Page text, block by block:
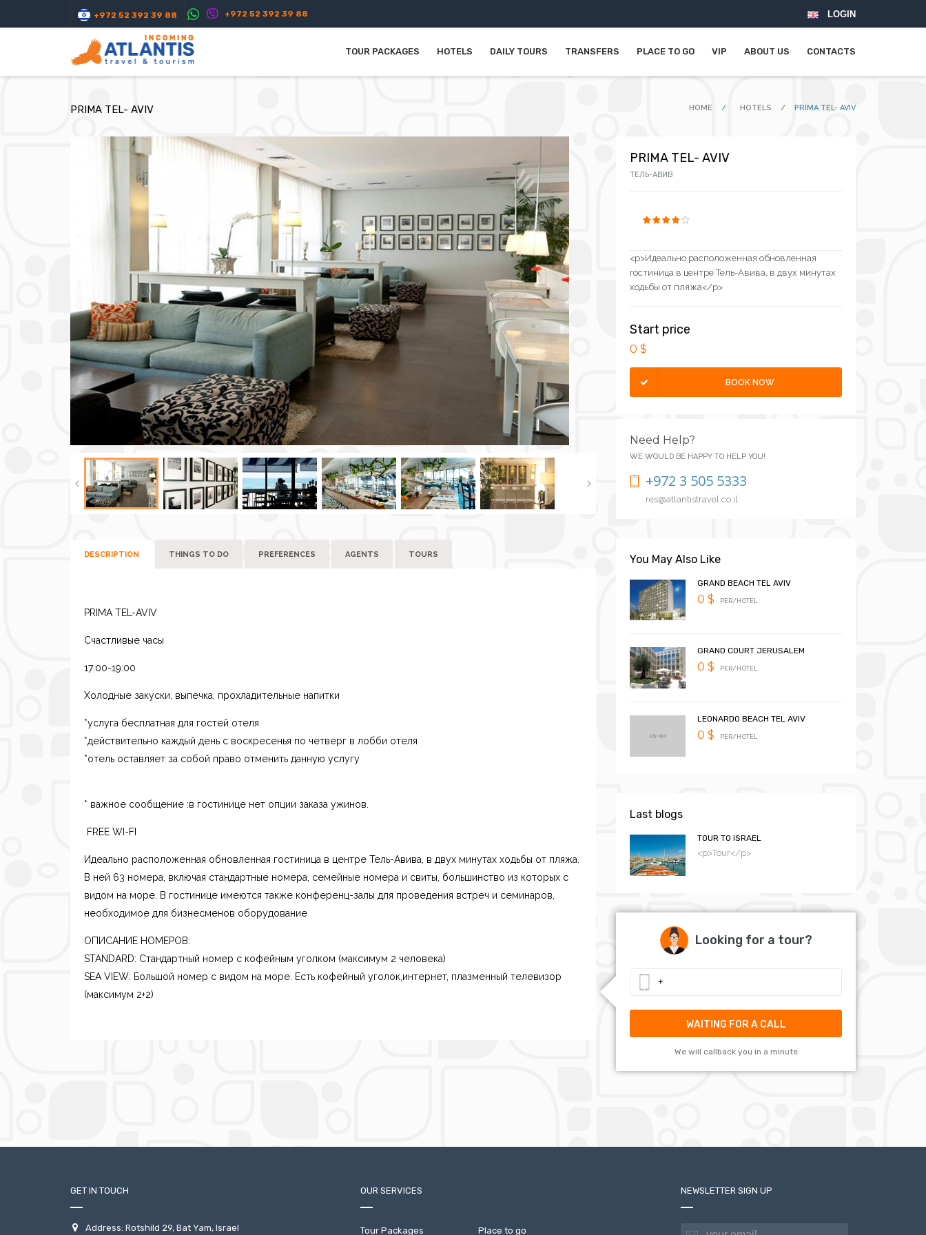
+972 52 392 39 88 +972 52 392 39 88 LOGIN
TOUR PACKAGES HOTELS DAILY TOURS TRANSFERS PLACE TO GO VIP ABOUT US CONTACTS
PRIMA TEL- AVIV HOME / HOTELS / PRIMA TEL- AVIV
DESCRIPTION THINGS TO DO PREFERENCES AGENTS TOURS
PRIMA TEL-AVIV
Счастливые часы
17:00-19:00
Холодные закуски, выпечка, прохладительные напитки
*услуга бесплатная для гостей отеля
*действительно каждый день с воскресенья по четверг в лобби отеля
*отель оставляет за собой право отменить данную услугу
* важное сообщение :в гостинице нет опции заказа ужинов.
FREE WI-FI
Идеально расположенная обновленная гостиница в центре Тель-Авива, в двух минутах ходьбы от пляжа.
В ней 63 номера, включая стандартные номера, семейные номера и свиты, большинство из которых с
видом на море. В гостинице имеются также конференц-залы для проведения встреч и семинаров,
необходимое для бизнесменов оборудование
ОПИСАНИЕ НОМЕРОВ:
STANDARD: Стандартный номер с кофейным уголком (максимум 2 человека)
SEA VIEW: Большой номер с видом на море. Есть кофейный уголок,интернет, плазменный телевизор
(максимум 2+2)
PRIMA TEL- AVIV
ТЕЛЬ-АВИВ
<p>Идеально расположенная обновленная
гостиница в центре Тель-Авива, в двух минутах
ходьбы от пляжа</p>
Start price
0 $
BOOK NOW
Need Help?
WE WOULD BE HAPPY TO HELP YOU!
+972 3 505 5333
res@atlantistravel.co.il
You May Also Like
GRAND BEACH TEL AVIV
0 $ PER/HOTEL
GRAND COURT JERUSALEM
0 $ PER/HOTEL
LEONARDO BEACH TEL AVIV
0 $ PER/HOTEL
Last blogs
TOUR TO ISRAEL
<p>Tour</p>
Looking for a tour?
WAITING FOR A CALL
We will callback you in a minute
GET IN TOUCH
Address: Rotshild 29, Bat Yam, Israel
OUR SERVICES
Tour Packages Place to go
NEWSLETTER SIGN UP